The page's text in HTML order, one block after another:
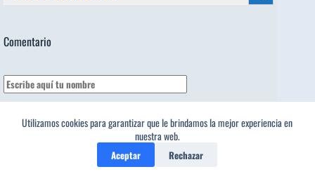
Utilizamos cookies para garantizar que le brindamos la mejor experiencia en
nuestra web.
Aceptar Rechazar
Comentario